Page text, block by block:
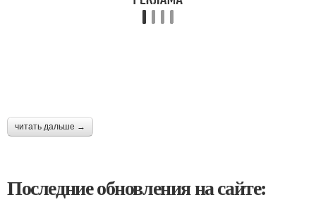
читать дальше →
Последние обновления на сайте: